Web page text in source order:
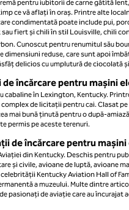
pentru iubitorii de carne gătită
ce vă aflați în oraș. Printre alte
condimentată poate include pui,
fiert și chili în stil Louisville, chili
Cunoscut pentru renumitul său
reduse, care sunt apoi
delicios cu umplutură de ciocolată
încărcare pentru mașini
în Lexington, Kentucky.
de licitații pentru cai. Clasat
mai bună ținută pentru o după-
permis pe aceste terenuri.
de încărcare pentru
din Kentucky. Deschis pentru
și civile, avioane de luptă, avioane
Kentucky Aviation Hall of
a muzeului. Multe dintre
pasionați de aviație care au încurajat